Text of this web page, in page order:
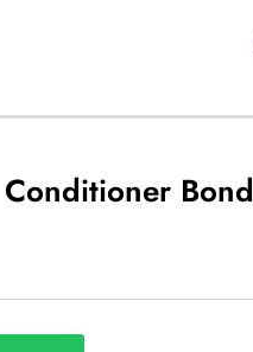
Bond